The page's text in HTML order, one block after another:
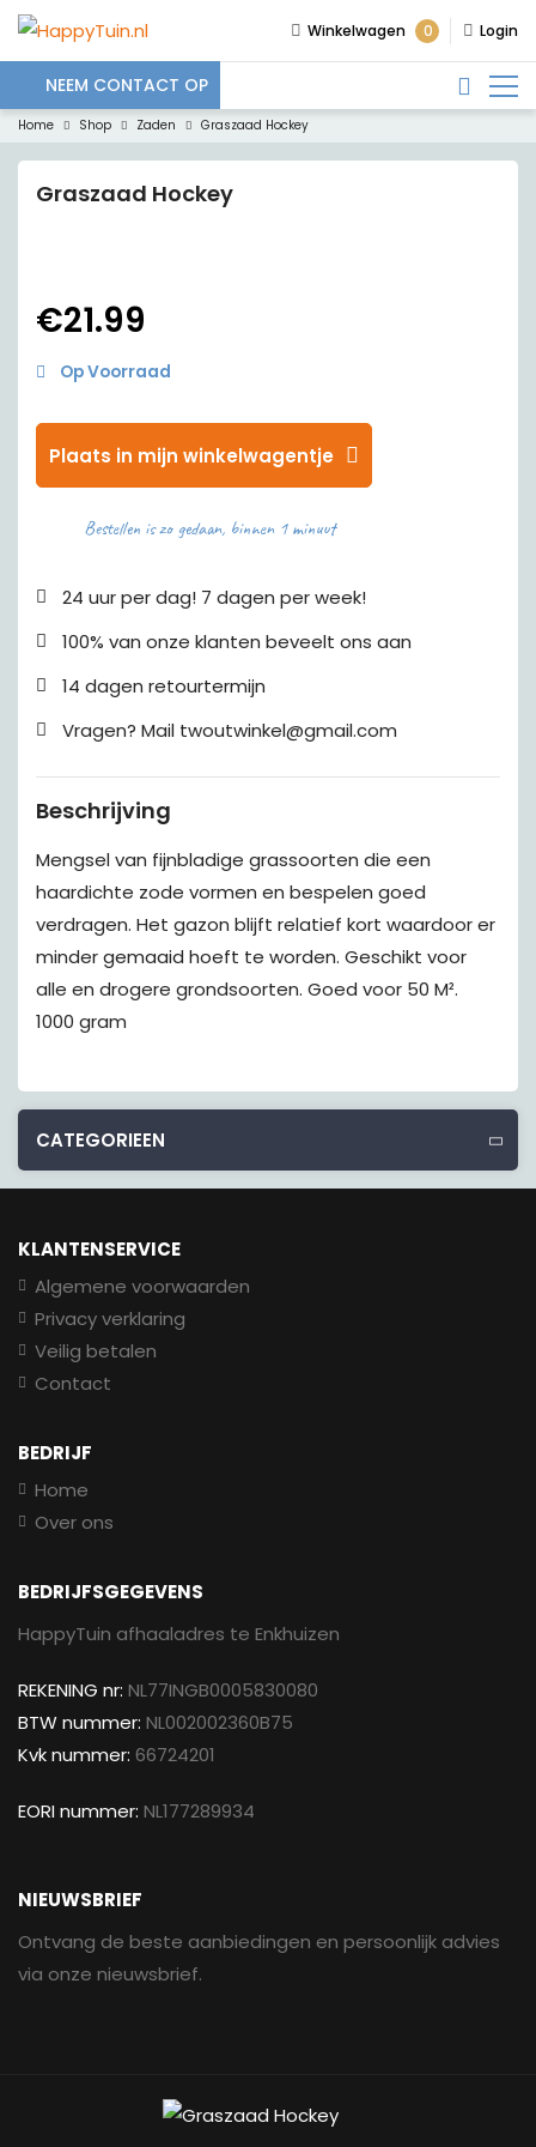
Winkelwagen 0 Login
NEEM CONTACT OP
Home Shop Zaden Graszaad Hockey
Graszaad Hockey
€21.99
Op Voorraad
Plaats in mijn winkelwagentje
Bestellen is zo gedaan, binnen 1 minuut
24 uur per dag! 7 dagen per week!
100% van onze klanten beveelt ons aan
14 dagen retourtermijn
Vragen? Mail twoutwinkel@gmail.com
Beschrijving
Mengsel van fijnbladige grassoorten die een
haardichte zode vormen en bespelen goed
verdragen. Het gazon blijft relatief kort waardoor er
minder gemaaid hoeft te worden. Geschikt voor
alle en drogere grondsoorten. Goed voor 50 M².
1000 gram
CATEGORIEEN
KLANTENSERVICE
Algemene voorwaarden
Privacy verklaring
Veilig betalen
Contact
BEDRIJF
Home
Over ons
BEDRIJFSGEGEVENS
HappyTuin afhaaladres te Enkhuizen
REKENING nr: NL77INGB0005830080
BTW nummer: NL002002360B75
Kvk nummer: 66724201
EORI nummer: NL177289934
NIEUWSBRIEF
Ontvang de beste aanbiedingen en persoonlijk advies
via onze nieuwsbrief.